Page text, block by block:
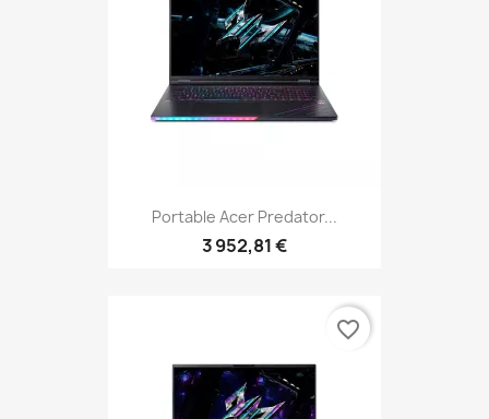
Portable Acer Predator...
3 952,81 €
favorite_border